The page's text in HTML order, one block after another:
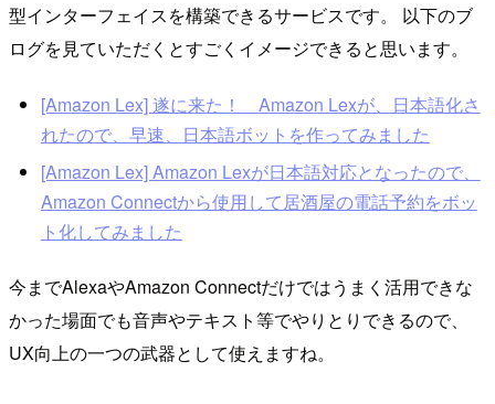
型インターフェイスを構築できるサービスです。 以下のブ
ログを見ていただくとすごくイメージできると思います。
[Amazon Lex] 遂に来た！ Amazon Lexが、日本語化さ
れたので、早速、日本語ボットを作ってみました
[Amazon Lex] Amazon Lexが日本語対応となったので、
Amazon Connectから使用して居酒屋の電話予約をボッ
ト化してみました
今までAlexaやAmazon Connectだけではうまく活用できな
かった場面でも音声やテキスト等でやりとりできるので、
UX向上の一つの武器として使えますね。